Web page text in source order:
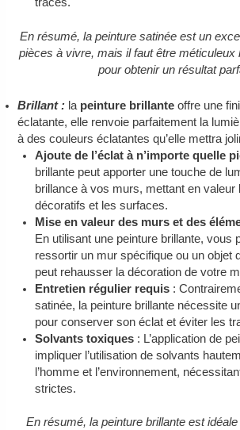
traces.
En résumé, la peinture satinée est un
pièces à vivre, mais il faut être méticuleux
pour obtenir un résultat
Brillant : la peinture brillante offre une
éclatante, elle renvoie parfaitement la
à des couleurs éclatantes qu’elle mettra
Ajoute de l’éclat à n’importe quelle
brillante peut apporter une touche de
brillance à vos murs, mettant en valeur
décoratifs et les surfaces.
Mise en valeur des murs et des
En utilisant une peinture brillante, vous
ressortir un mur spécifique ou un objet
peut rehausser la décoration de votre
Entretien régulier requis :
satinée, la peinture brillante nécessite
pour conserver son éclat et éviter les
Solvants toxiques : L’application de
impliquer l’utilisation de solvants
l’homme et l’environnement,
strictes.
En résumé, la peinture brillante est